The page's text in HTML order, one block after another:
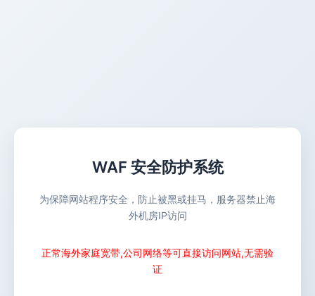
WAF 安全防护系统
为保障网站程序安全，防止被黑或挂马，服务器禁止海
外机房IP访问
正常海外家庭宽带,公司网络等可直接访问网站,无需验
证